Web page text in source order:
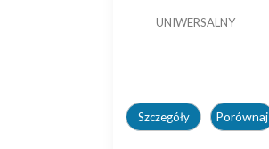
UNIWERSALNY
Szczegóły Porównaj